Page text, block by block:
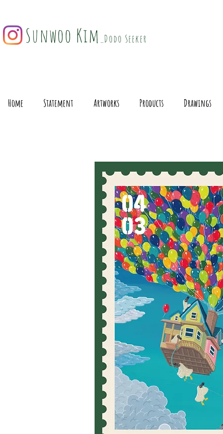
Sunwoo Kim _Dodo Seeker
Home Statement Artworks Products Drawings